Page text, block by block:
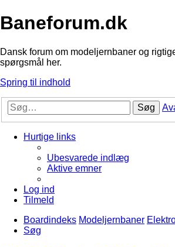
Baneforum.dk
Dansk forum om modeljernbaner og
spørgsmål her.
Spring til indhold
Søg
Hurtige links
Ubesvarede indlæg
Aktive emner
Log ind
Tilmeld
Boardindeks Modeljernbaner
Søg